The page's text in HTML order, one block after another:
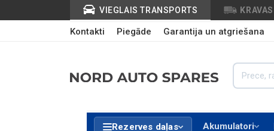
VIEGLAIS TRANSPORTS
Kontakti Piegāde Garantija un atgriešana
Rezerves daļas Akumulatori